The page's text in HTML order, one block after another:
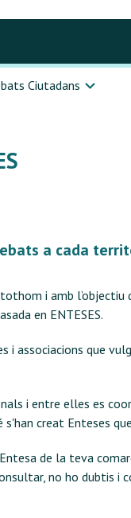
Ciutadans
a cada
i amb
en ENTESES.
i associacions que
i entre elles es
s'han creat Enteses
de la teva
no ho dubtis i